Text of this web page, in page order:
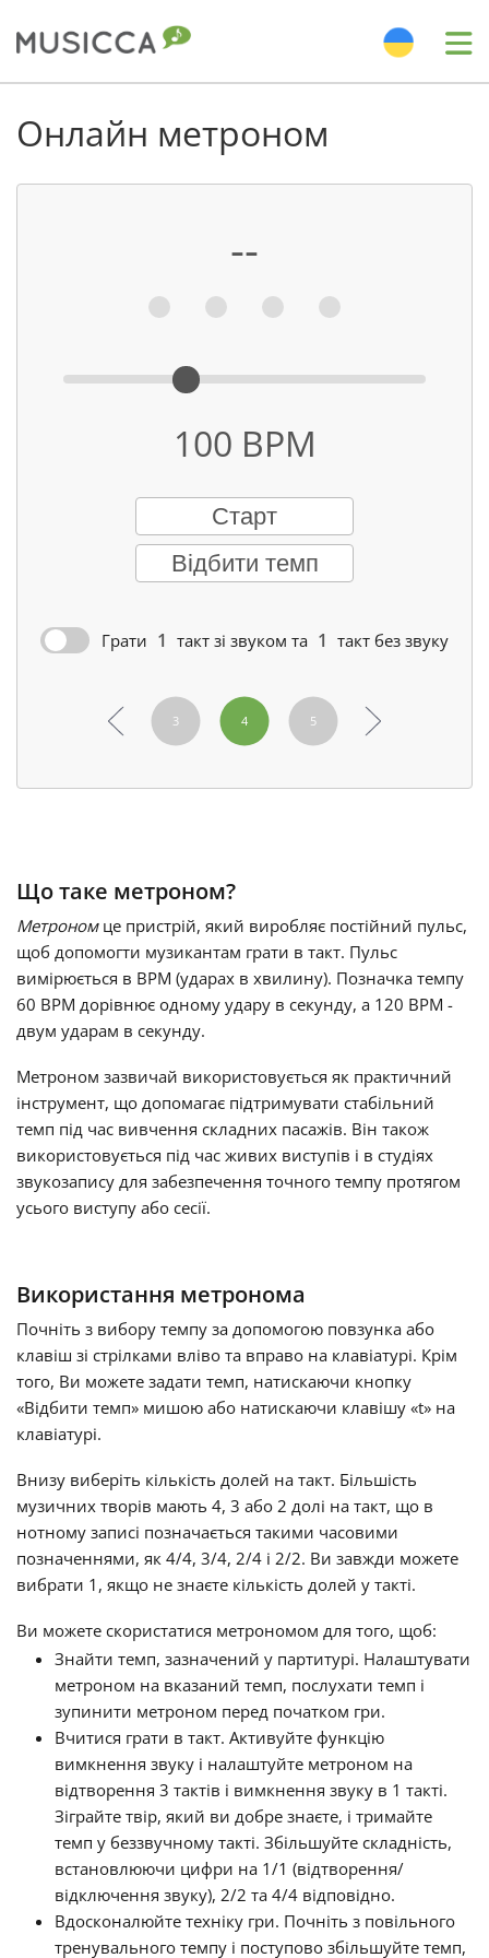
Български
Français
Português
Tiếng Việt
Українська
简体中文
繁體中文
Онлайн метроном
--
100 BPM
Старт
Відбити темп
Грати такт зі звуком та такт без звуку
2 3 4 5 6
Що таке метроном?
Метрономце пристрій, який виробляє постійний пульс,
щоб допомогти музикантам грати в такт. Пульс
вимірюється в BPM (ударах в хвилину). Позначка темпу
60 BPM дорівнює одному удару в секунду, а 120 BPM -
двум ударам в секунду.
Метроном зазвичай використовується як практичний
інструмент, що допомагає підтримувати стабільний
темп під час вивчення складних пасажів. Він також
використовується під час живих виступів і в студіях
звукозапису для забезпечення точного темпу протягом
усього виступу або сесії.
Використання метронома
Почніть з вибору темпу за допомогою повзунка або
клавіш зі стрілками вліво та вправо на клавіатурі. Крім
того, Ви можете задати темп, натискаючи кнопку
«Відбити темп» мишою або натискаючи клавішу «t» на
клавіатурі.
Внизу виберіть кількість долей на такт. Більшість
музичних творів мають 4, 3 або 2 долі на такт, що в
нотному записі позначається такими часовими
позначеннями, як 4/4, 3/4, 2/4 і 2/2. Ви завжди можете
вибрати 1, якщо не знаєте кількість долей у такті.
Ви можете скористатися метрономом для того, щоб:
Знайти темп, зазначений у партитурі. Налаштувати
метроном на вказаний темп, послухати темп і
зупинити метроном перед початком гри.
Вчитися грати в такт. Активуйте функцію
вимкнення звуку і налаштуйте метроном на
відтворення 3 тактів і вимкнення звуку в 1 такті.
Зіграйте твір, який ви добре знаєте, і тримайте
темп у беззвучному такті. Збільшуйте складність,
встановлюючи цифри на 1/1 (відтворення/
відключення звуку), 2/2 та 4/4 відповідно.
Вдосконалюйте техніку гри. Почніть з повільного
тренувального темпу і поступово збільшуйте темп,